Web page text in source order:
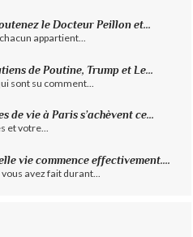
le Docteur Peillon et...
appartient...
de Poutine, Trump et Le...
sont su comment...
de vie à Paris s’achèvent ce...
et votre...
vie commence effectivement....
avez fait durant...